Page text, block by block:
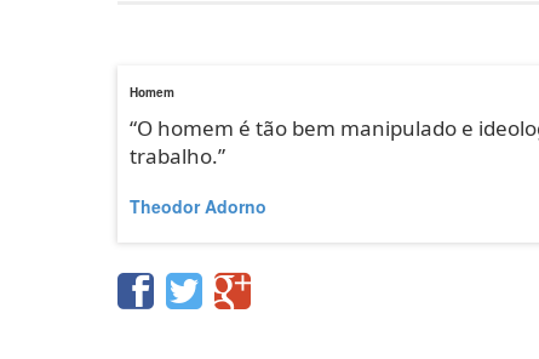
Homem
“O homem é tão bem manipulado e
trabalho.”
Theodor Adorno